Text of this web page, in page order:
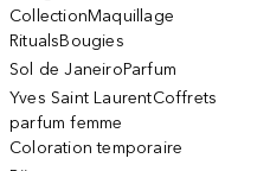
CollectionMaquillage
RitualsBougies
Sol de JaneiroParfum
Yves Saint LaurentCoffrets
parfum femme
Coloration temporaire